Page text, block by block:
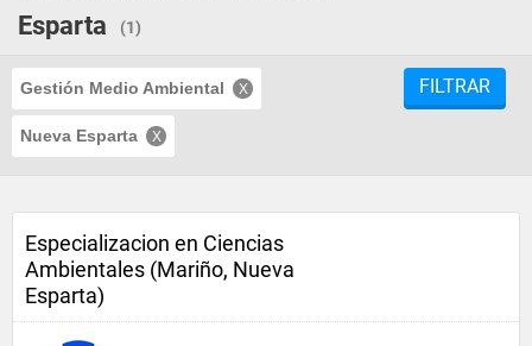
Esparta
(1)
Gestión Medio Ambiental
Nueva Esparta
FILTRAR
Especializacion en Ciencias
Ambientales (Mariño, Nueva
Esparta)